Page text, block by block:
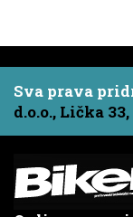
Sva prava
d.o.o., Lička